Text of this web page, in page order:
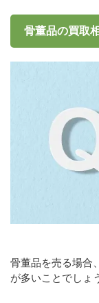
骨董品の買取
骨董品を売る場合
が多いことでしょ